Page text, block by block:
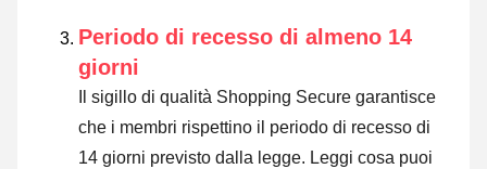
Periodo di recesso di almeno 14
giorni
Il sigillo di qualità Shopping Secure garantisce
che i membri rispettino il periodo di recesso di
14 giorni previsto dalla legge. Leggi cosa puoi